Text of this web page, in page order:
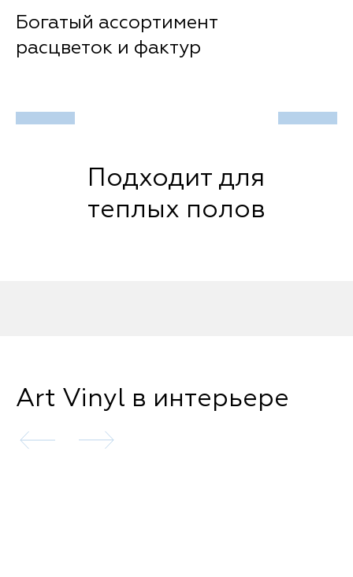
Богатый ассортимент
расцветок и фактур
Подходит для
теплых полов
Art Vinyl в интерьере